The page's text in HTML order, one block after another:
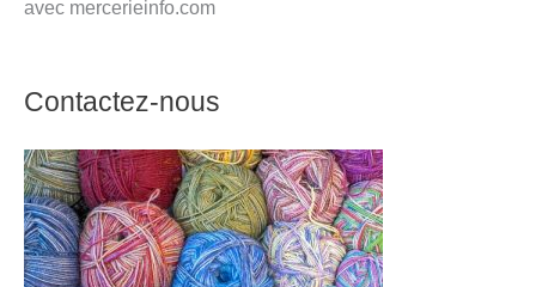
avec mercerieinfo.com
Contactez-nous